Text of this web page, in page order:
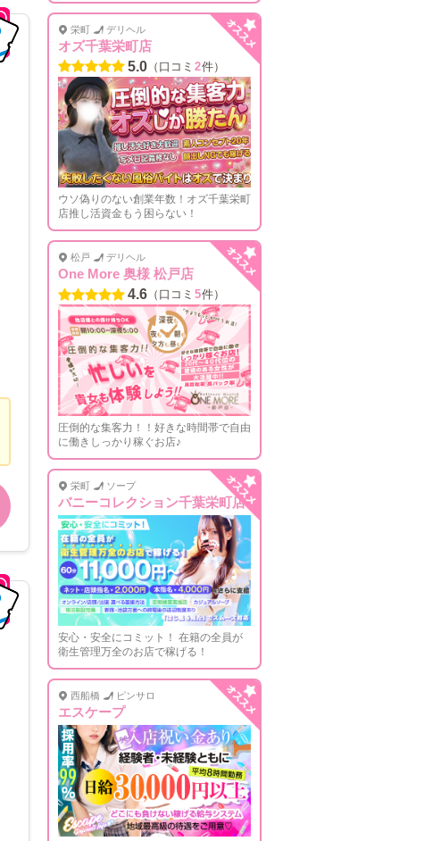
栄町 デリヘル
オズ千葉栄町店
5.0 （口コミ 2件）
ウソ偽りのない創業年数！オズ千葉栄町
店推し活資金もう困らない！
松戸 デリヘル
One More 奥様 松戸店
4.6 （口コミ 5件）
圧倒的な集客力！！好きな時間帯で自由
に働きしっかり稼ぐお店♪
栄町 ソープ
バニーコレクション千葉栄町店
安心・安全にコミット！ 在籍の全員が
衛生管理万全のお店で稼げる！
西船橋 ピンサロ
エスケープ